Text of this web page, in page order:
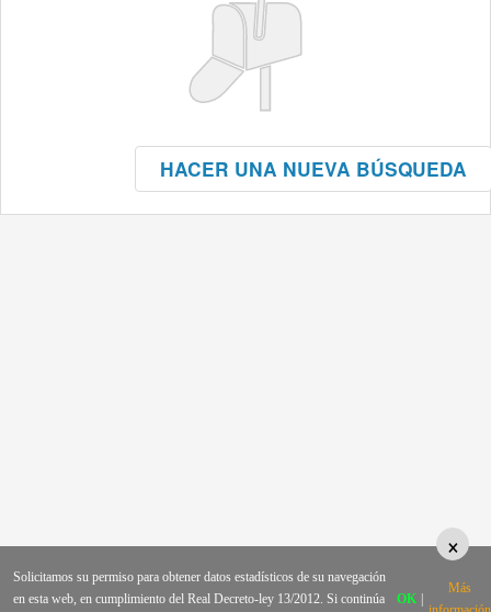
HACER UNA NUEVA BÚSQUEDA
×
Solicitamos su permiso para obtener datos estadísticos de su navegación
en esta web, en cumplimiento del Real Decreto-ley 13/2012. Si continúa
OK
Más